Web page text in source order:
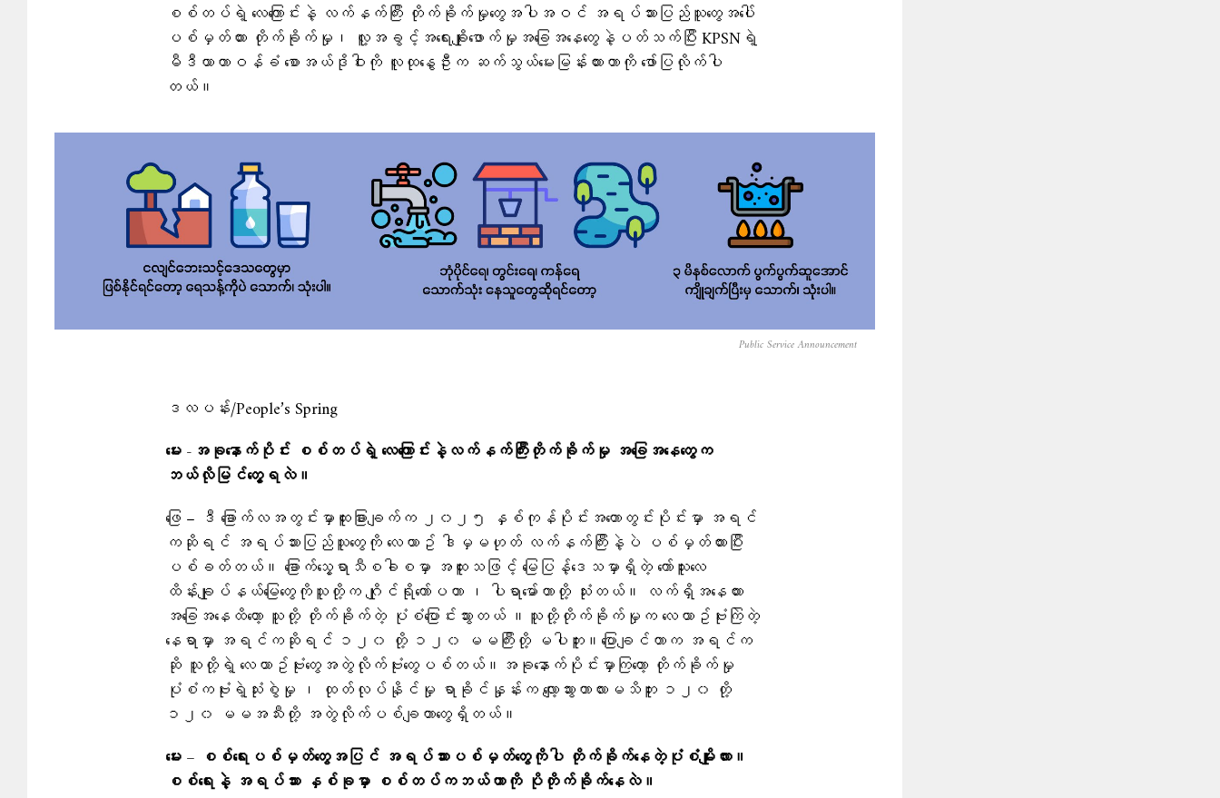
စစ်တပ်ရဲ့ လေကြောင်းနဲ့ လက်နက်ကြီး တိုက်ခိုက်မှုတွေအပါအဝင် အရပ်သားပြည်သူတွေအပေါ်
ပစ်မှတ်ထား တိုက်ခိုက်မှု၊ လူ့အခွင့်အရေးချိုးဖောက်မှုအခြေအနေတွေနဲ့ပတ်သက်ပြီး KPSNရဲ့
မီဒီယာတာဝန်ခံ စောအယ်ဒိုဝါးကို လူထုနွေဦးက ဆက်သွယ်မေးမြန်းထားတာကို ဖော်ပြလိုက်ပါ
တယ်။
Public Service Announcement
ဒလပန်း/People’s Spring
မေး -အခုနောက်ပိုင်း စစ်တပ်ရဲ့ ​လေ​​ကြောင်းနဲ့လက်နက်ကြီးတိုက်ခိုက်မှု အခြေအနေတွေက
ဘယ်လိုမြင်တွေ့ရလဲ။
ဖြေ – ဒီ ခြောက်လအတွင်းမှာထူးခြားချက်က ၂၀၂၅ နှစ်ကုန်ပိုင်းအတောတွင်းပိုင်းမှာ အရင်
ကဆိုရင် အရပ်သားပြည်သူတွေကို လေယာဥ် ဒါမှမဟုတ် လက်နက်ကြီးနဲ့ပဲ ပစ်မှတ်ထားပြီး
ပစ်ခတ်တယ်။ ခြောက်သွေ့ရာသီစခါစမှာ အထူးသဖြင့် မြေပြန့်ဒေသမှာရှိတဲ့ ကော်သူးလေ
ထိန်းချုပ်နယ်မြေတွေကိုသူတို့က ဂျိုင်ရိုကော်ပတာ ၊ ပါရာမော်တာတို့ သုံးတယ်။ လက်ရှိအနေထား
အခြေအနေထိတော့ သူတို့ တိုက်ခိုက်တဲ့ ပုံစံပြောင်းသွားတယ် ။သူတို့တိုက်ခိုက်မှုက လေယာဥ်ဗုံးကြဲတဲ့
နေရာမှာ အရင်ကဆိုရင် ၁၂၀ တို့ ၁၂၀ မမကြီးတို့ မပါဘူး။ပြောချင်တာက အရင်က
ဆို သူတို့ရဲ့ လေယာဥ်ဗုံးတွေအတွဲလိုက်ဗုံးတွေပစ်တယ်။အခုနောက်ပိုင်းမှာကြတော့ တိုက်ခိုက်မှု
ပုံစံကဗုံးရဲ့သုံးစွဲမှု ၊ ထုတ်လုပ်နိုင်မှု ရာခိုင်နှုန်းက လျော့သွားတာလားမသိဘူး ၁၂၀ တို့
၁၂၀ မမအသီးတို့ အတွဲလိုက်ပစ်ချတာတွေရှိတယ်။
မေး – စစ်ရေးပစ်မှတ်တွေအပြင် အရပ်သားပစ်မှတ်တွေကိုပါ တိုက်ခိုက်နေတဲ့ပုံစံမျိုးလား။
စစ်ရေးနဲ့ အရပ်သား နှစ်ခုမှာ စစ်တပ်ကဘယ်ဟာကို ပိုတိုက်ခိုက်​နေလဲ။